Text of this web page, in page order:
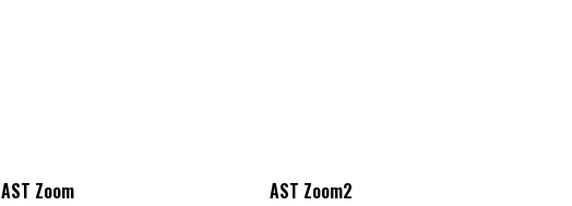
AST Zoom AST Zoom2